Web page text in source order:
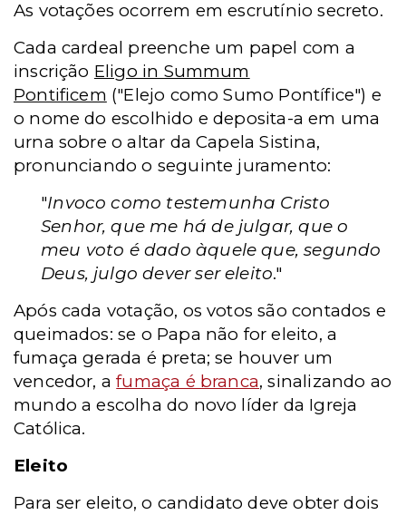
As votações ocorrem em escrutínio secreto.
Cada cardeal preenche um papel com a
inscrição Eligo in Summum
Pontificem ("Elejo como Sumo Pontífice") e
o nome do escolhido e deposita-a em uma
urna sobre o altar da Capela Sistina,
pronunciando o seguinte juramento:
"Invoco como testemunha Cristo
Senhor, que me há de julgar, que o
meu voto é dado àquele que, segundo
Deus, julgo dever ser eleito."
Após cada votação, os votos são contados e
queimados: se o Papa não for eleito, a
fumaça gerada é preta; se houver um
vencedor, afumaça é branca, sinalizando ao
mundo a escolha do novo líder da Igreja
Católica.
Eleito
Para ser eleito, o candidato deve obter dois